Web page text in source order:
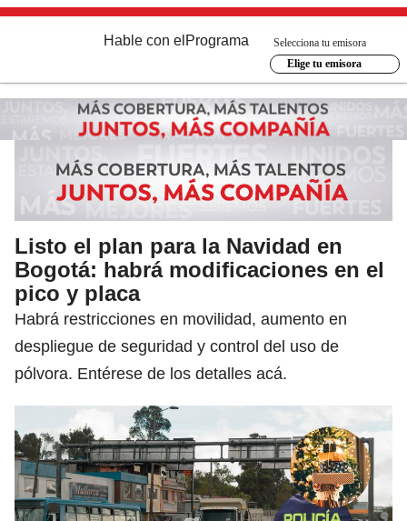
Hable con el Programa
Selecciona tu emisora
Elige tu emisora
Listo el plan para la Navidad en
Bogotá: habrá modificaciones en el
pico y placa
Habrá restricciones en movilidad, aumento en
despliegue de seguridad y control del uso de
pólvora. Entérese de los detalles acá.